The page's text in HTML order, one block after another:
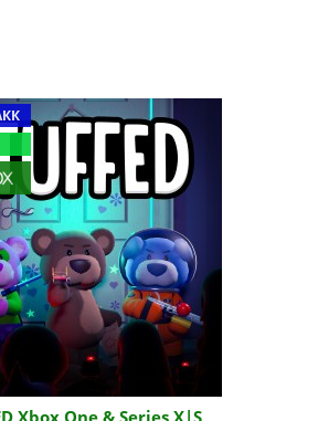
Xbox One & Series X|S